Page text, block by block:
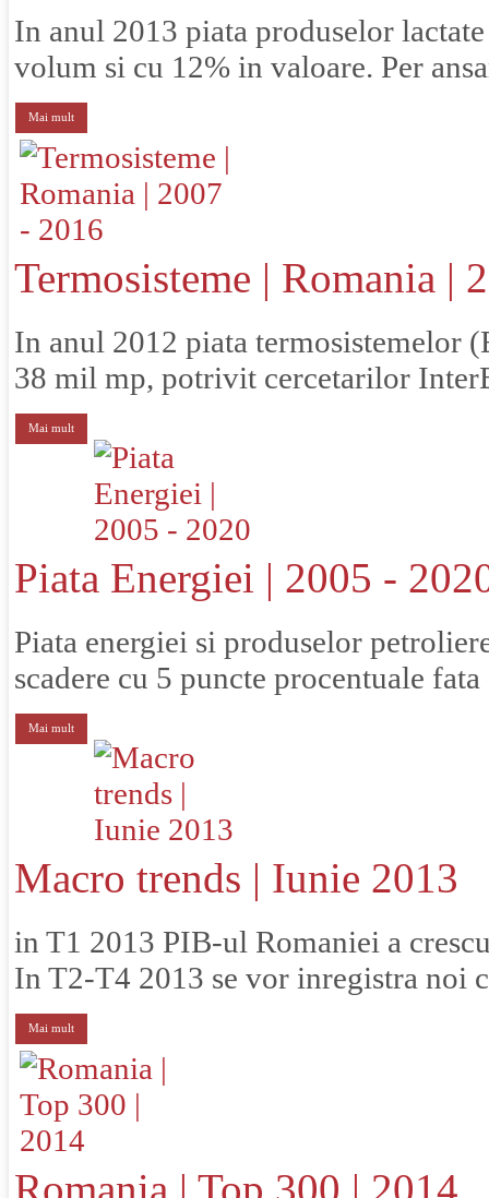
In anul 2013 piata produselor
volum si cu 12% in valoare. Per
Mai mult
Termosisteme | Romania |
In anul 2012 piata termosistemelor
38 mil mp, potrivit cercetarilor
Mai mult
Piata Energiei | 2005 -
Piata energiei si produselor
scadere cu 5 puncte procentuale
Mai mult
Macro trends | Iunie 2013
in T1 2013 PIB-ul Romaniei a
In T2-T4 2013 se vor inregistra noi
Mai mult